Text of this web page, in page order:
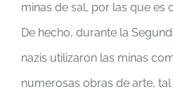
minas de sal, por las que es
De hecho, durante la
nazis utilizaron las minas
numerosas obras de arte,